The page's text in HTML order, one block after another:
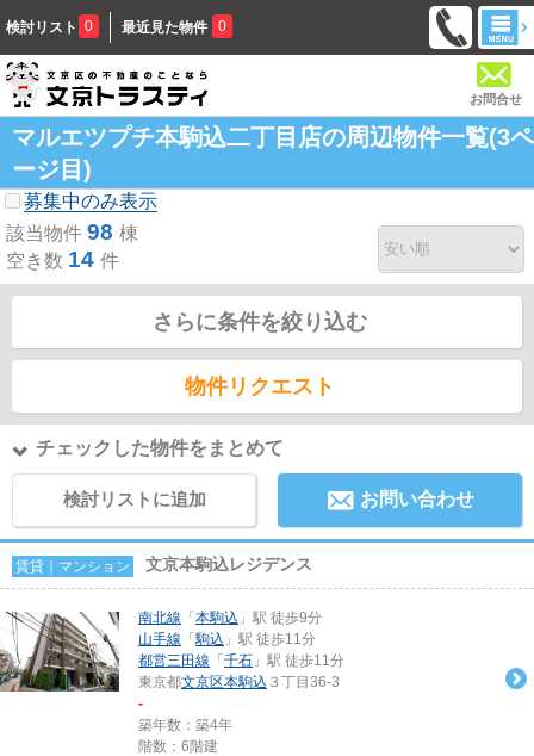
検討リスト 0 最近見た物件 0
お問合せ
マルエツプチ本駒込二丁目店の周辺物件一覧(3ペ
ージ目)
募集中のみ表示
該当物件 98 棟
空き数 14 件
さらに条件を絞り込む
物件リクエスト
チェックした物件をまとめて
検討リストに追加 お問い合わせ
賃貸｜マンション 文京本駒込レジデンス
南北線 「 本駒込 」駅 徒歩9分
山手線 「駒込 」駅 徒歩11分
都営三田線 「 千石 」駅 徒歩11分
東京都文京区本駒込 ３丁目36-3
-
築年数：築4年
階数：6階建